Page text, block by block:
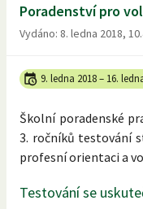
Poradenství pro
Vydáno: 8. ledna 2018,
9. ledna 2018– 16.
Školní poradenské
3. ročníků testování
profesní orientaci a
Testování se